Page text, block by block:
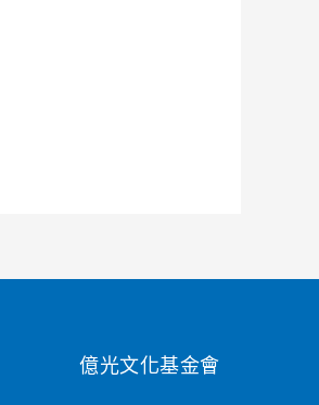
億光文化基金會